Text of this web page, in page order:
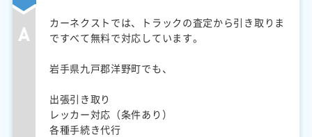
カーネクストでは、トラックの査定から引き取りま
ですべて無料で対応しています。
岩手県九戸郡洋野町でも、
出張引き取り
レッカー対応（条件あり）
各種手続き代行